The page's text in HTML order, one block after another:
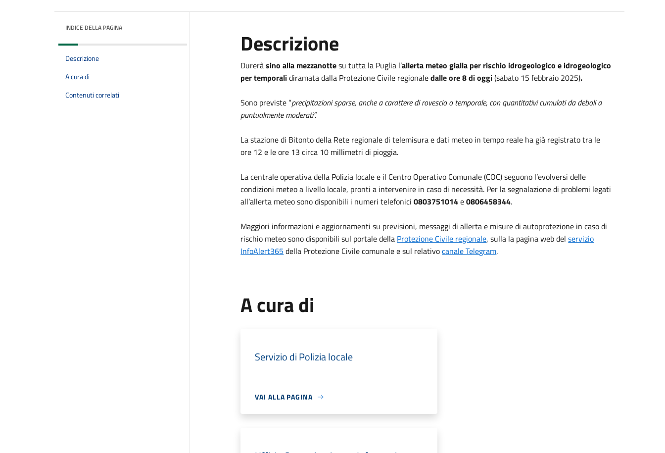
INDICE DELLA PAGINA
Descrizione
A cura di
Contenuti correlati
Descrizione
Dureràsino alla mezzanottesu tutta la Puglia l’allerta meteo gialla per rischio idrogeologico e idrogeologico
per temporalidiramata dalla Protezione Civile regionaledalle ore 8 di oggi(sabato 15 febbraio 2025).
Sono previste “precipitazioni sparse, anche a carattere di rovescio o temporale, con quantitativi cumulati da deboli a
puntualmente moderati”.
La stazione di Bitonto della Rete regionale di telemisura e dati meteo in tempo reale ha già registrato tra le
ore 12 e le ore 13 circa 10 millimetri di pioggia.
La centrale operativa della Polizia locale e il Centro Operativo Comunale (COC) seguono l’evolversi delle
condizioni meteo a livello locale, pronti a intervenire in caso di necessità. Per la segnalazione di problemi legati
all’allerta meteo sono disponibili i numeri telefonici0803751014e0806458344.
Maggiori informazioni e aggiornamenti su previsioni, messaggi di allerta e misure di autoprotezione in caso di
rischio meteo sono disponibili sul portale della Protezione Civile regionale, sulla la pagina web delservizio
InfoAlert365 della Protezione Civile comunale e sul relativocanale Telegram.
A cura di
Servizio di Polizia locale
VAI ALLA PAGINA